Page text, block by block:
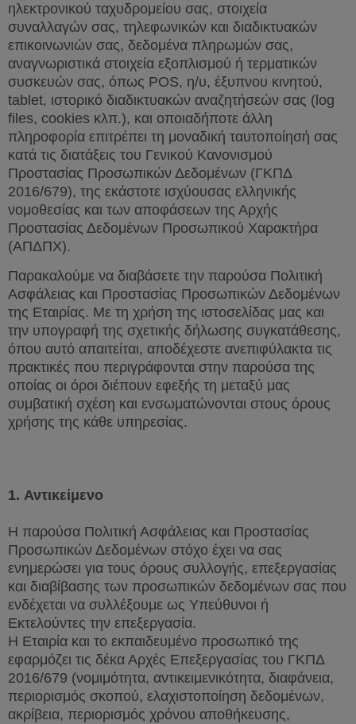
ηλεκτρονικού ταχυδρομείου σας, στοιχεία
συναλλαγών σας, τηλεφωνικών και διαδικτυακών
επικοινωνιών σας, δεδομένα πληρωμών σας,
αναγνωριστικά στοιχεία εξοπλισμού ή τερματικών
συσκευών σας, όπως POS, η/υ, έξυπνου κινητού,
tablet, ιστορικό διαδικτυακών αναζητήσεών σας ( log
files, cookies κλπ.), και οποιαδήποτε άλλη
πληροφορία επιτρέπει τη μοναδική ταυτοποίησή σας
κατά τις διατάξεις του Γενικού Κανονισμού
Προστασίας Προσωπικών Δεδομένων (ΓΚΠΔ
2016/679), της εκάστοτε ισχύουσας ελληνικής
νομοθεσίας και των αποφάσεων της Αρχής
Προστασίας Δεδομένων Προσωπικού Χαρακτήρα
(ΑΠΔΠΧ).
Παρακαλούμε να διαβάσετε την παρούσα Πολιτική
Ασφάλειας και Προστασίας Προσωπικών Δεδομένων
της Εταιρίας. Με τη χρήση της ιστοσελίδας μας και
την υπογραφή της σχετικής δήλωσης συγκατάθεσης,
όπου αυτό απαιτείται, αποδέχεστε ανεπιφύλακτα τις
πρακτικές που περιγράφονται στην παρούσα της
οποίας οι όροι διέπουν εφεξής τη μεταξύ μας
συμβατική σχέση και ενσωματώνονται στους όρους
χρήσης της κάθε υπηρεσίας.
1. Αντικείμενο
Η παρούσα Πολιτική Ασφάλειας και Προστασίας
Προσωπικών Δεδομένων στόχο έχει να σας
ενημερώσει για τους όρους συλλογής, επεξεργασίας
και διαβίβασης των προσωπικών δεδομένων σας που
ενδέχεται να συλλέξουμε ως Υπεύθυνοι ή
Εκτελούντες την επεξεργασία.
Η Εταιρία και το εκπαιδευμένο προσωπικό της
εφαρμόζει τις δέκα Αρχές Επεξεργασίας του ΓΚΠΔ
2016/679 (νομιμότητα, αντικειμενικότητα, διαφάνεια,
περιορισμός σκοπού, ελαχιστοποίηση δεδομένων,
ακρίβεια, περιορισμός χρόνου αποθήκευσης,